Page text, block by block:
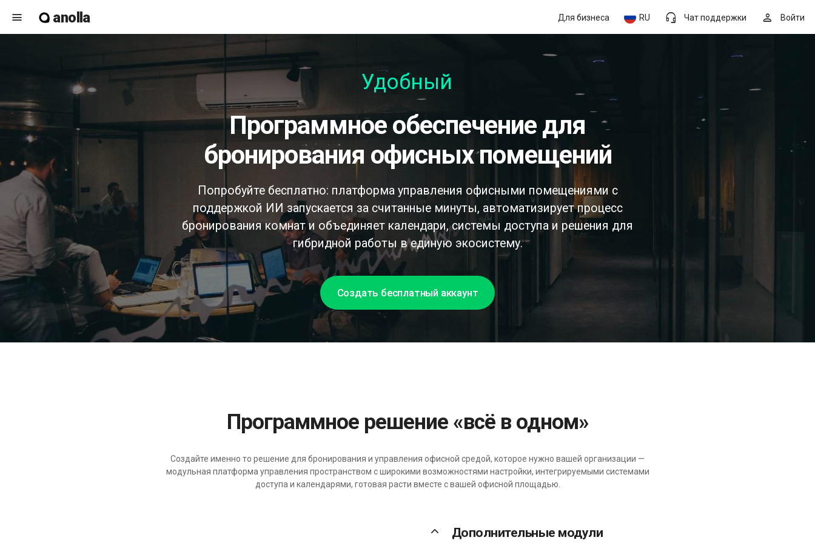
menu anolla person Войти
headset_mic Чат поддержки
RU
Для бизнеса
Удобный
программное обеспечение для
бронирования офисных помещений
Попробуйте бесплатно: платформа управления офисными помещениями с
поддержкой ИИ запускается за считанные минуты, автоматизирует процесс
бронирования комнат и объединяет календари, системы доступа и решения для
гибридной работы в единую экосистему.
Создать бесплатный аккаунт
Программное решение «всё в одном»
Создайте именно то решение для бронирования и управления офисной средой, которое нужно вашей организации —
модульная платформа управления пространством с широкими возможностями настройки, интегрируемыми системами
доступа и календарями, готовая расти вместе с вашей офисной площадью.
keyboard_arrow_up Дополнительные модули